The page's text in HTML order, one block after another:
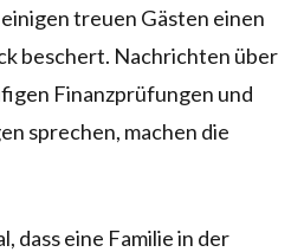
treuen Gästen einen
beschert. Nachrichten über
Finanzprüfungen und
sprechen, machen die
dass eine Familie in der